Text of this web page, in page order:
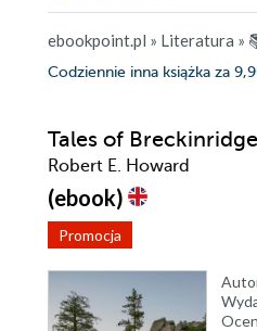
ebookpoint.pl » Literatura »
Codziennie inna książka za
Tales of
Robert E. Howard
(ebook)
Promocja